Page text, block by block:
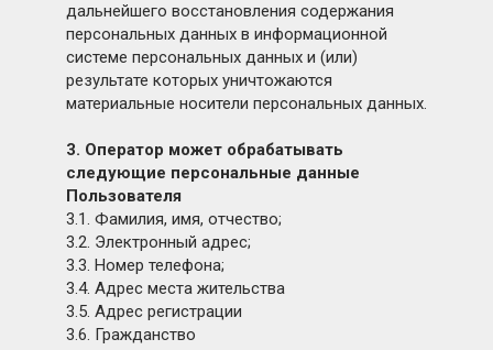
дальнейшего восстановления содержания
персональных данных в информационной
системе персональных данных и (или)
результате которых уничтожаются
материальные носители персональных данных.
3. Оператор может обрабатывать
следующие персональные данные
Пользователя
3.1. Фамилия, имя, отчество;
3.2. Электронный адрес;
3.3. Номер телефона;
3.4. Адрес места жительства
3.5. Адрес регистрации
3.6. Гражданство